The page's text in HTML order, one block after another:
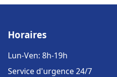
Horaires
Lun-Ven: 8h-19h
Service d'urgence 24/7